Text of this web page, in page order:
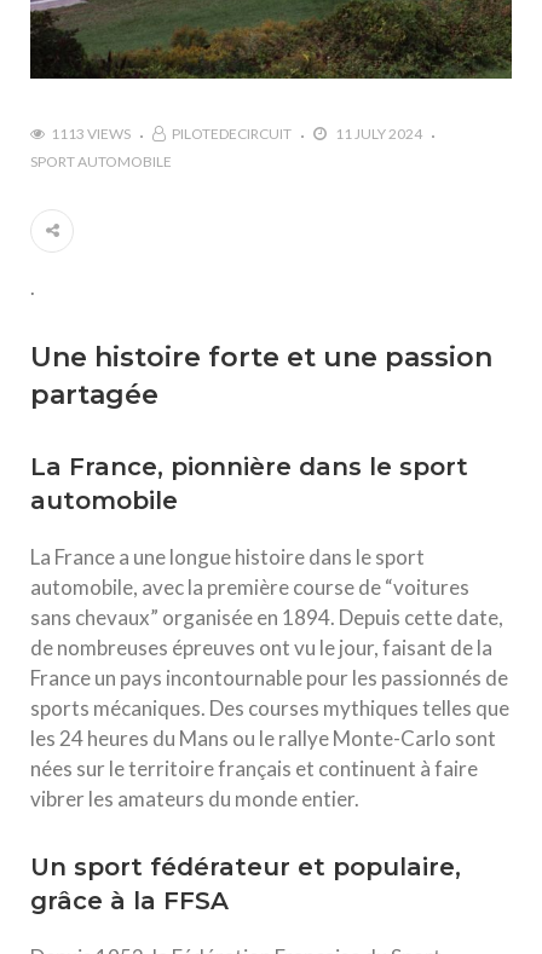
1113 VIEWS PILOTEDECIRCUIT
11 JULY 2024
SPORT AUTOMOBILE
.
Une histoire forte et une passion
partagée
La France, pionnière dans le sport
automobile
La France a une longue histoire dans le sport
automobile, avec la première course de “voitures
sans chevaux” organisée en 1894. Depuis cette date,
de nombreuses épreuves ont vu le jour, faisant de la
France un pays incontournable pour les passionnés de
sports mécaniques. Des courses mythiques telles que
les 24 heures du Mans ou le rallye Monte-Carlo sont
nées sur le territoire français et continuent à faire
vibrer les amateurs du monde entier.
Un sport fédérateur et populaire,
grâce à la FFSA